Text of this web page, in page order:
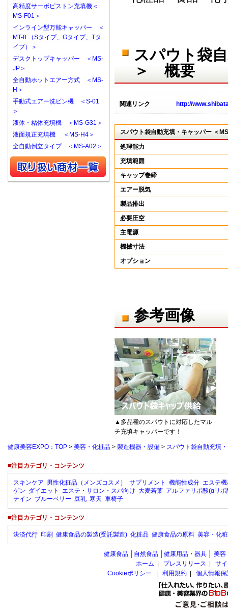
スパウト袋
＞ 概要
関連リンク http://
スパウト袋自動充填・キャッパー ＜
処理能力
充填範囲
キャップ巻締
エアー脱気
製品排出
必要圧空
主電源
機械寸法
オプション
参考画像
▲多品種のスパウトに対応したマル
チ充填キャッパーです！
高精度サーボピストン充填機＜
MS-F01＞
インライン型万能キャッパー ＜
MT-8 （Sタイプ、Gタイプ、Tタ
イプ）＞
デスクトップキャッパー ＜MS-
JP＞
全自動ホットエアー方式 ＜MS-
H＞
手動式エアー洗ビン機 ＜S-01
＞
液体・粘体充填機 ＜MS-G31＞
液面規正充填機 ＜MS-H4＞
全自動倒立タイプ ＜MS-A02＞
健康美容EXPO：TOP > 美容・化粧品 > 製造機器・設備 > スパウト袋自動充填
■注目カテゴリ・コンテンツ
スキンケア 男性化粧品（メンズコスメ） サプリメント 機能性成分 エステ
ゲン ダイエット エステ・サロン・スパ向け 大麦若葉 アルファリポ酸(αリポ
テイン ブルーベリー 豆乳 寒天 車椅子
■注目カテゴリ・コンテンツ
決済代行 印刷 健康食品の製造(受託製造) 化粧品 健康食品の原料 美容・化
健康食品 自然食品 健康用品・器具 美容
ホーム
プレスリリース
サ
Cookieポリシー
利用規約 個人情報